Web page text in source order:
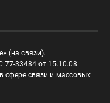
(на связи).
33484 от 15.10.08.
сфере связи и массовых